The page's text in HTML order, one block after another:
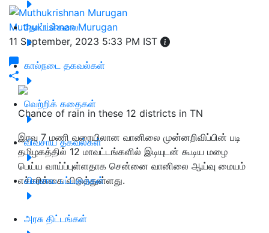
தோட்டக்கலை
கால்நடை தகவல்கள்
வெற்றிக் கதைகள்
விவசாய தகவல்கள்
விவசாய பட்டறைகள்
அரசு திட்டங்கள்
Muthukrishnan Murugan
11 September, 2023 5:33 PM IST
Chance of rain in these 12 districts in TN
இரவு 7 மணி வரையிலான வானிலை முன்னறிவிப்பின் படி
தமிழகத்தில் 12 மாவட்டங்களில் இடியுடன் கூடிய மழை
பெய்ய வாய்ப்புள்ளதாக சென்னை வானிலை ஆய்வு மையம்
எச்சரிக்கை விடுத்துள்ளது.